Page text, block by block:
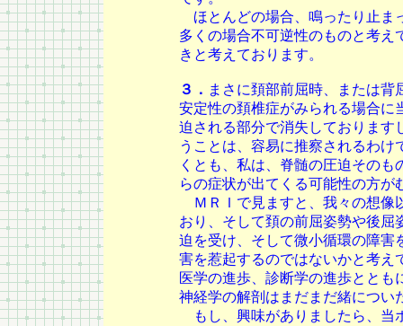
ほとんどの場合、鳴ったり止ま
多くの場合不可逆性のものと考え
きと考えております。
３． まさに頚部前屈時、または
安定性の頚椎症がみられる場合に
迫される部分で消失しております
うことは、容易に推察されるわ
くとも、私は、脊髄の圧迫その
らの症状が出てくる可能性の方
ＭＲＩで見ますと、我々の想像
おり、そして頚の前屈姿勢や後屈
迫を受け、そして微小循環の障害
害を惹起するのではないかと考え
医学の進歩、診断学の進歩とと
神経学の解剖はまだまだ緒につい
もし、興味がありましたら、当